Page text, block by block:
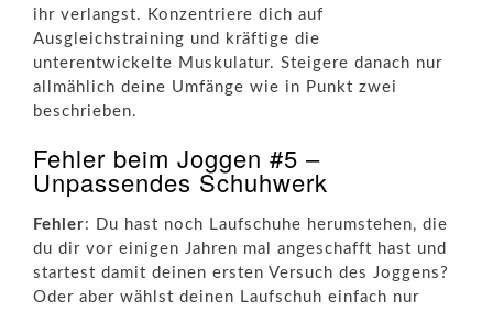
ihr verlangst. Konzentriere dich auf
Ausgleichstraining und kräftige die
unterentwickelte Muskulatur. Steigere danach nur
allmählich deine Umfänge wie in Punkt zwei
beschrieben.
Fehler beim Joggen #5 –
Unpassendes Schuhwerk
Fehler: Du hast noch Laufschuhe herumstehen, die
du dir vor einigen Jahren mal angeschafft hast und
startest damit deinen ersten Versuch des Joggens?
Oder aber wählst deinen Laufschuh einfach nur